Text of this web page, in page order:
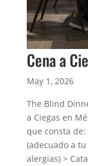
Cena a
May 1, 2026
The Blind
a Ciegas en
que consta
(adecuado a
alergias) >